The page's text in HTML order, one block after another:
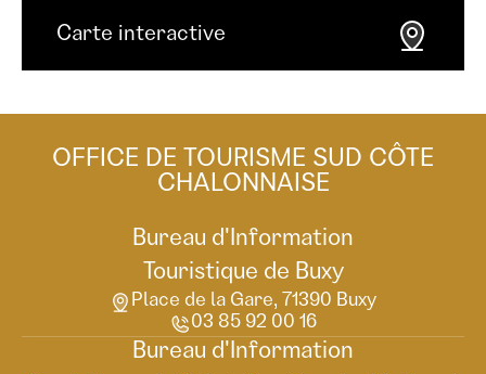
Carte interactive
OFFICE DE TOURISME SUD CÔTE
CHALONNAISE
Bureau d'Information
Touristique de Buxy
Place de la Gare, 71390 Buxy
03 85 92 00 16
Bureau d'Information